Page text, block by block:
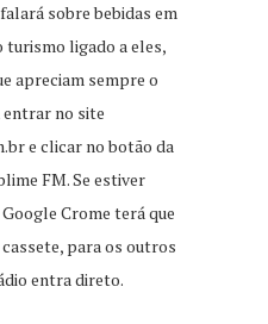
sobre bebidas em
turismo ligado a eles,
apreciam sempre o
entrar no site
e clicar no botão da
FM. Se estiver
Crome terá que
para os outros
entra direto.